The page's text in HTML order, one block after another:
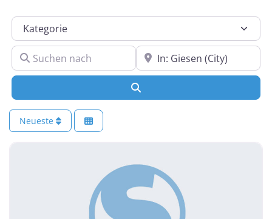
Kategorie
Suchen nach In der Nähe
Neueste